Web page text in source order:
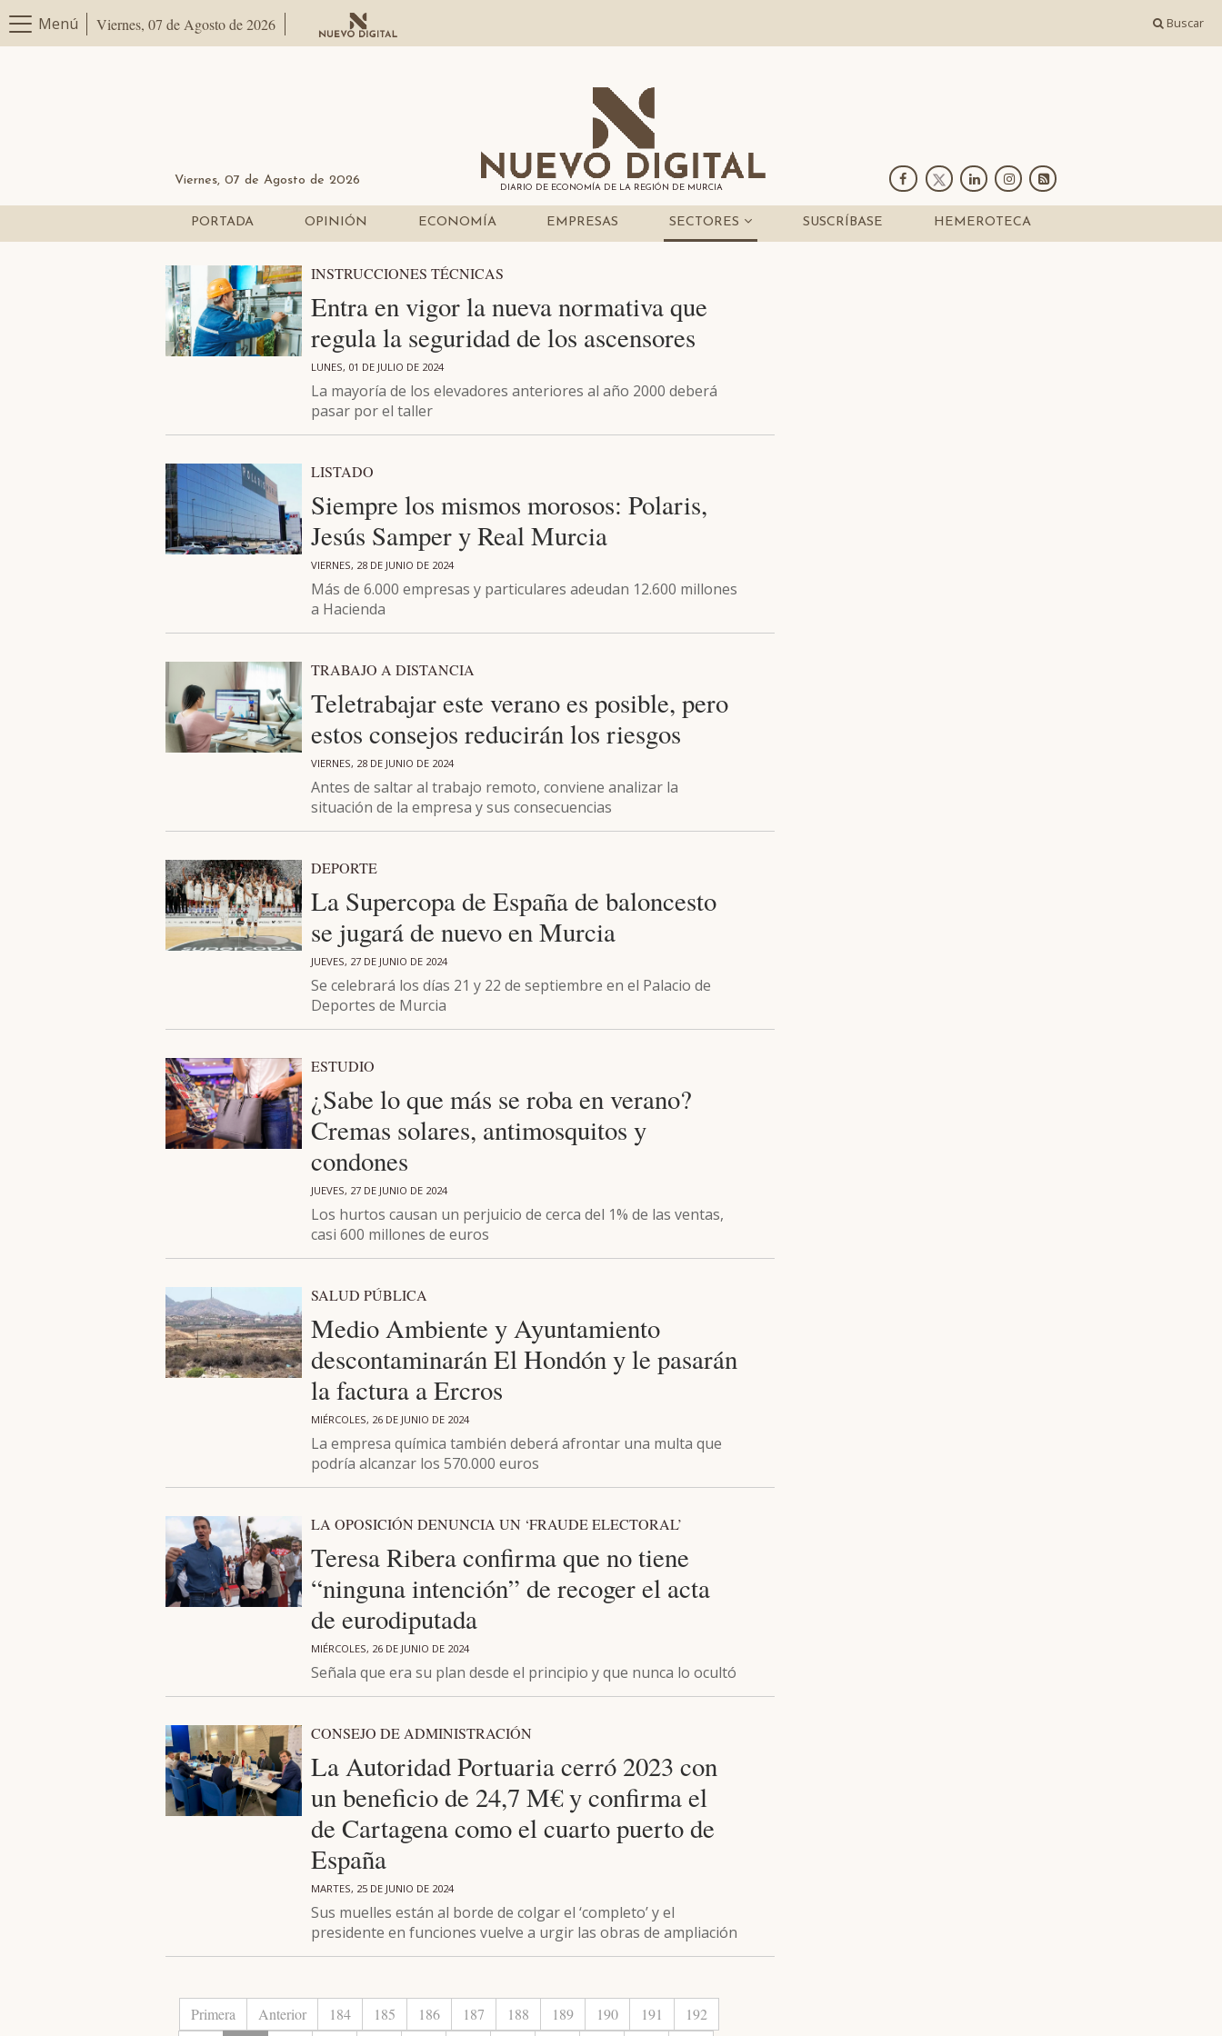
Menú Viernes, 07 de Agosto de 2026 Buscar
Viernes, 07 de Agosto de 2026
DIARIO DE ECONOMÍA DE LA REGIÓN DE MURCIA
PORTADA OPINIÓN ECONOMÍA EMPRESAS SECTORES SUSCRÍBASE HEMEROTECA
INSTRUCCIONES TÉCNICAS
Entra en vigor la nueva normativa que
regula la seguridad de los ascensores
LUNES, 01 DE JULIO DE 2024
La mayoría de los elevadores anteriores al año 2000 deberá
pasar por el taller
LISTADO
Siempre los mismos morosos: Polaris,
Jesús Samper y Real Murcia
VIERNES, 28 DE JUNIO DE 2024
Más de 6.000 empresas y particulares adeudan 12.600 millones
a Hacienda
TRABAJO A DISTANCIA
Teletrabajar este verano es posible, pero
estos consejos reducirán los riesgos
VIERNES, 28 DE JUNIO DE 2024
Antes de saltar al trabajo remoto, conviene analizar la
situación de la empresa y sus consecuencias
DEPORTE
La Supercopa de España de baloncesto
se jugará de nuevo en Murcia
JUEVES, 27 DE JUNIO DE 2024
Se celebrará los días 21 y 22 de septiembre en el Palacio de
Deportes de Murcia
ESTUDIO
¿Sabe lo que más se roba en verano?
Cremas solares, antimosquitos y
condones
JUEVES, 27 DE JUNIO DE 2024
Los hurtos causan un perjuicio de cerca del 1% de las ventas,
casi 600 millones de euros
SALUD PÚBLICA
Medio Ambiente y Ayuntamiento
descontaminarán El Hondón y le pasarán
la factura a Ercros
MIÉRCOLES, 26 DE JUNIO DE 2024
La empresa química también deberá afrontar una multa que
podría alcanzar los 570.000 euros
LA OPOSICIÓN DENUNCIA UN ‘FRAUDE ELECTORAL’
Teresa Ribera confirma que no tiene
“ninguna intención” de recoger el acta
de eurodiputada
MIÉRCOLES, 26 DE JUNIO DE 2024
Señala que era su plan desde el principio y que nunca lo ocultó
CONSEJO DE ADMINISTRACIÓN
La Autoridad Portuaria cerró 2023 con
un beneficio de 24,7 M€ y confirma el
de Cartagena como el cuarto puerto de
España
MARTES, 25 DE JUNIO DE 2024
Sus muelles están al borde de colgar el ‘completo’ y el
presidente en funciones vuelve a urgir las obras de ampliación
Primera Anterior 184 185 186 187 188 189 190 191 192